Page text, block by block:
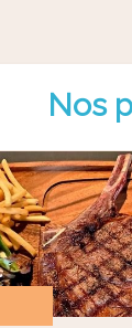
Nos